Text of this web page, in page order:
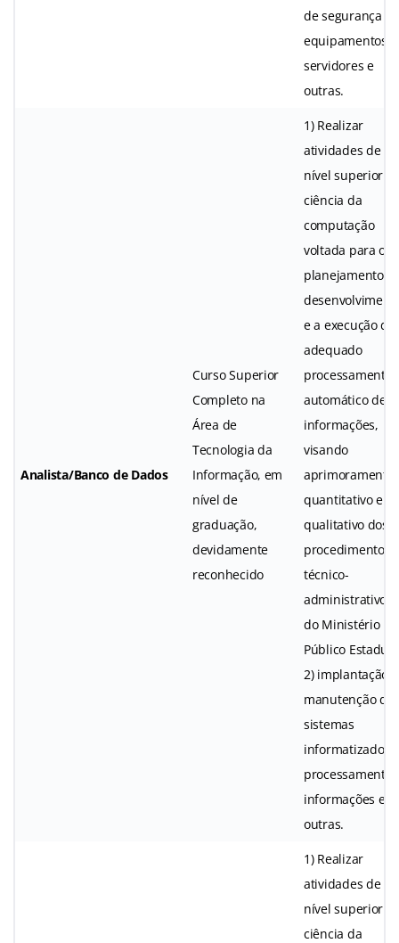
de segurança
equipamentos
servidores e
outras.
Analista/Banco de Dados
Curso Superior
Completo na
Área de
Tecnologia da
Informação, em
nível de
graduação,
devidamente
reconhecido
1) Realizar
atividades de
nível superior
ciência da
computação
voltada para o
planejamento,
e a execução do
adequado
processamento
automático de
informações,
visando
aprimoramento
quantitativo e
qualitativo dos
procedimentos
técnico-
administrativos
do Ministério
Público
2) implantação e
manutenção
sistemas
informatizados;
processamento
informações e
outras.
1) Realizar
atividades de
nível superior
ciência da